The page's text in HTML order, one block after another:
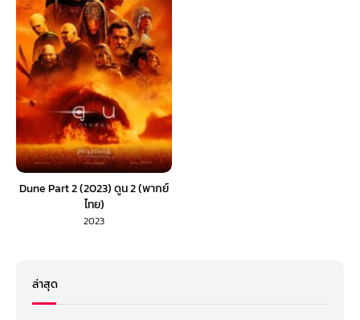
Dune Part 2 (2023) ดูน 2 (พากย์
ไทย)
2023
ล่าสุด